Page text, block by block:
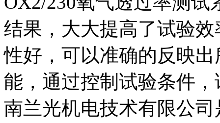
结果，大大提高了试验
性好，可以准确的反映
能，通过控制试验条件
南兰光机电技术有限公